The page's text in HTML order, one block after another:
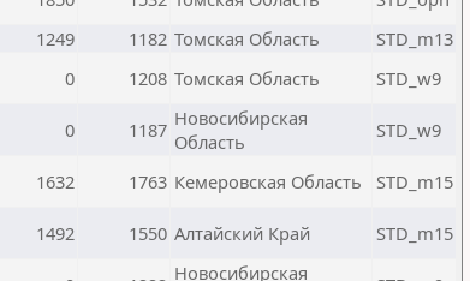
1249 1182 Томская Область
STD_m13
0 1208 Томская Область STD_w9
0 1187 Новосибирская
Область
STD_w9
1632 1763 Кемеровская Область STD_m15
1492 1550 Алтайский Край STD_m15
Новосибирская